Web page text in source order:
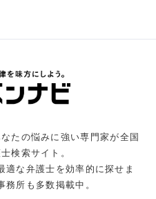
たの悩みに強い専門家が全国
検索サイト。
適な弁護士を効率的に探せま
務所も多数掲載中。